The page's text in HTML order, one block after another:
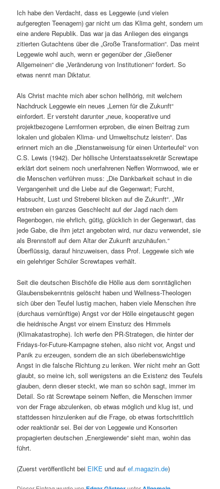
Ich habe den Verdacht, dass es Leggewie (und vielen
aufgeregten Teenagern) gar nicht um das Klima geht, sondern um
eine andere Republik. Das war ja das Anliegen des eingangs
zitierten Gutachtens über die „Große Transformation“. Das meint
Leggewie wohl auch, wenn er gegenüber der „Gießener
Allgemeinen“ die „Veränderung von Institutionen“ fordert. So
etwas nennt man Diktatur.
Als Christ machte mich aber schon hellhörig, mit welchem
Nachdruck Leggewie ein neues „Lernen für die Zukunft“
einfordert. Er versteht darunter „neue, kooperative und
projektbezogene Lernformen erproben, die einen Beitrag zum
lokalen und globalen Klima- und Umweltschutz leisten“. Das
erinnert mich an die „Dienstanweisung für einen Unterteufel“ von
C.S. Lewis (1942). Der höllische Unterstaatssekretär Screwtape
erklärt dort seinem noch unerfahrenen Neffen Wormwood, wie er
die Menschen verführen muss: „Die Dankbarkeit schaut in die
Vergangenheit und die Liebe auf die Gegenwart; Furcht,
Habsucht, Lust und Streberei blicken auf die Zukunft“. „Wir
erstreben ein ganzes Geschlecht auf der Jagd nach dem
Regenbogen, nie ehrlich, gütig, glücklich in der Gegenwart, das
jede Gabe, die ihm jetzt angeboten wird, nur dazu verwendet, sie
als Brennstoff auf dem Altar der Zukunft anzuhäufen.“
Überflüssig, darauf hinzuweisen, dass Prof. Leggewie sich wie
ein gelehriger Schüler Screwtapes verhält.
Seit die deutschen Bischöfe die Hölle aus dem sonntäglichen
Glaubensbekenntnis gelöscht haben und Wellness-Theologen
sich über den Teufel lustig machen, haben viele Menschen ihre
(durchaus vernünftige) Angst vor der Hölle eingetauscht gegen
die heidnische Angst vor einem Einsturz des Himmels
(Klimakatastrophe). Ich werfe den PR-Strategen, die hinter der
Fridays-for-Future-Kampagne stehen, also nicht vor, Angst und
Panik zu erzeugen, sondern die an sich überlebenswichtige
Angst in die falsche Richtung zu lenken. Wer nicht mehr an Gott
glaubt, so meine ich, soll wenigstens an die Existenz des Teufels
glauben, denn dieser steckt, wie man so schön sagt, immer im
Detail. So rät Screwtape seinem Neffen, die Menschen immer
von der Frage abzulenken, ob etwas möglich und klug ist, und
stattdessen hinzulenken auf die Frage, ob etwas fortschrittlich
oder reaktionär sei. Bei der von Leggewie und Konsorten
propagierten deutschen „Energiewende“ sieht man, wohin das
führt.
(Zuerst veröffentlicht bei EIKE und aufef.magazin.de)